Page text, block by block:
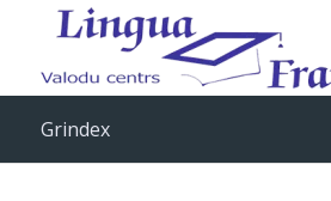
Grindex